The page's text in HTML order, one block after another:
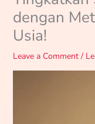
dengan
Usia!
Leave a Comment /